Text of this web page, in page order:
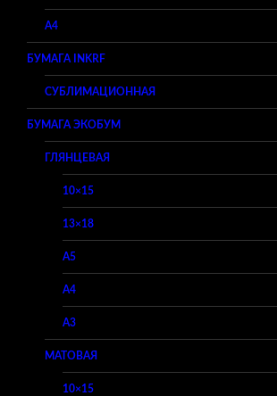
A4
БУМАГА INKRF
СУБЛИМАЦИОННАЯ
БУМАГА ЭКОБУМ
ГЛЯНЦЕВАЯ
10×15
13×18
A5
A4
A3
МАТОВАЯ
10×15